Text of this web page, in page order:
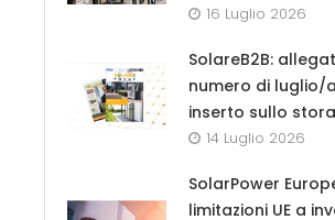
16 Luglio 2026
SolareB2B:
numero di luglio/
inserto sullo
14 Luglio 2026
SolarPower
limitazioni UE a